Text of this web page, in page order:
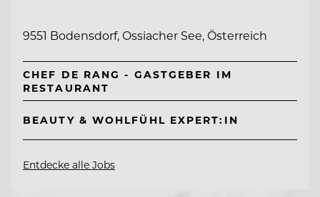
9551 Bodensdorf, Ossiacher See, Österreich
CHEF DE RANG - GASTGEBER IM
RESTAURANT
BEAUTY & WOHLFÜHL EXPERT:IN
Entdecke alle Jobs